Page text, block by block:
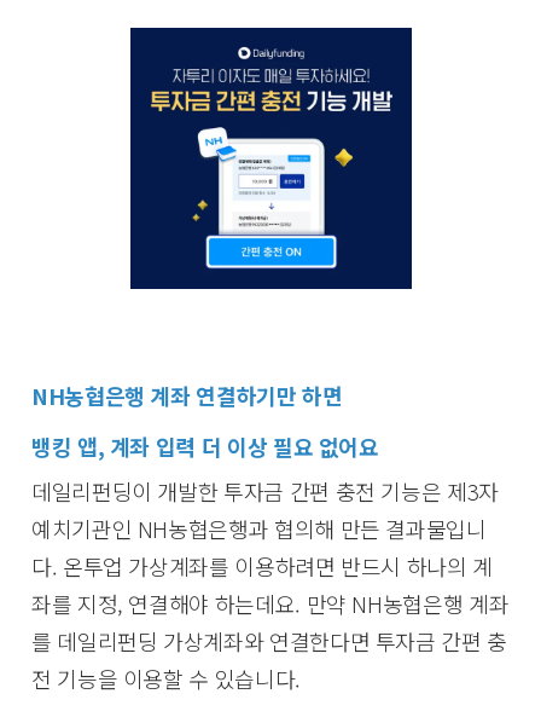
NH농협은행 계좌 연결하기만 하면
뱅킹 앱, 계좌 입력 더 이상 필요 없어요
데일리펀딩이 개발한 투자금 간편 충전 기능은 제3자
예치기관인 NH농협은행과 협의해 만든 결과물입니
다. 온투업 가상계좌를 이용하려면 반드시 하나의 계
좌를 지정, 연결해야 하는데요. 만약 NH농협은행 계좌
를 데일리펀딩 가상계좌와 연결한다면 투자금 간편 충
전 기능을 이용할 수 있습니다.